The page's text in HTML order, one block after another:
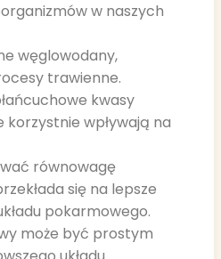
w naszych
węglowodany,
trawienne.
kwasy
korzystnie wpływają na
równowagę
się na lepsze
pokarmowego.
może być prostym